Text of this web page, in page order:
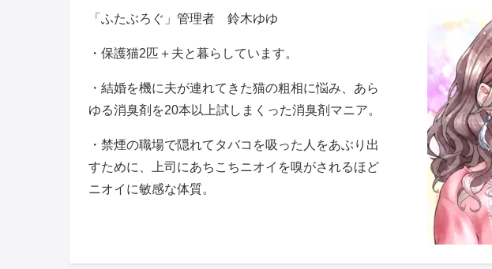
「ふたぶろぐ」管理者 鈴木ゆゆ
・保護猫2匹＋夫と暮らしています。
・結婚を機に夫が連れてきた猫の粗相に悩み、あら
ゆる消臭剤を20本以上試しまくった消臭剤マニア。
・禁煙の職場で隠れてタバコを吸った人をあぶり出
すために、上司にあちこちニオイを嗅がされるほど
ニオイに敏感な体質。